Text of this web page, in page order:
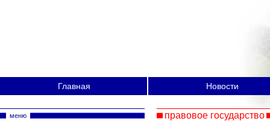
Главная Новости
правовое государство
меню